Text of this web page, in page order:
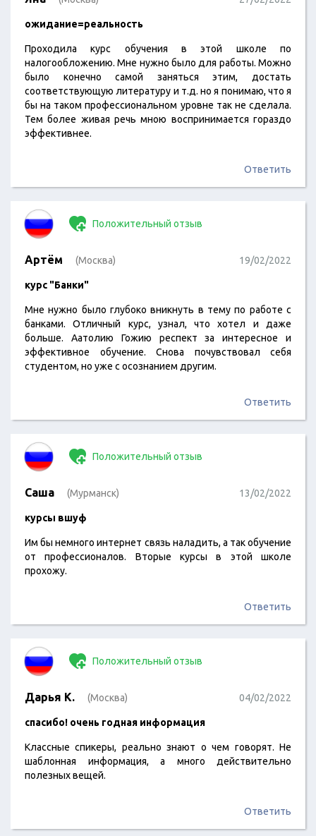
ожидание=реальность
Проходила курс обучения в этой школе по
налогообложению. Мне нужно было для работы. Можно
было конечно самой заняться этим, достать
соответствующую литературу и т.д. но я понимаю, что я
бы на таком профессиональном уровне так не сделала.
Тем более живая речь мною воспринимается гораздо
эффективнее.
Ответить
Положительный отзыв
Артём (Москва) 19/02/2022
курс "Банки"
Мне нужно было глубоко вникнуть в тему по работе с
банками. Отличный курс, узнал, что хотел и даже
больше. Аатолию Гожию респект за интересное и
эффективное обучение. Снова почувствовал себя
студентом, но уже с осознанием другим.
Ответить
Положительный отзыв
Саша (Мурманск) 13/02/2022
курсы вшуф
Им бы немного интернет связь наладить, а так обучение
от профессионалов. Вторые курсы в этой школе
прохожу.
Ответить
Положительный отзыв
Дарья К. (Москва) 04/02/2022
спасибо! очень годная информация
Классные спикеры, реально знают о чем говорят. Не
шаблонная информация, а много действительно
полезных вещей.
Ответить